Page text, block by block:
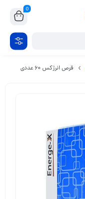
0
قرص انرژکس 60 عددی